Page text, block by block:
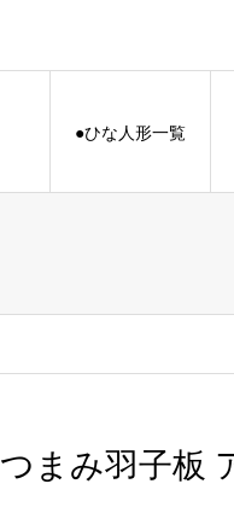
●ひな人形一覧
つまみ羽子板